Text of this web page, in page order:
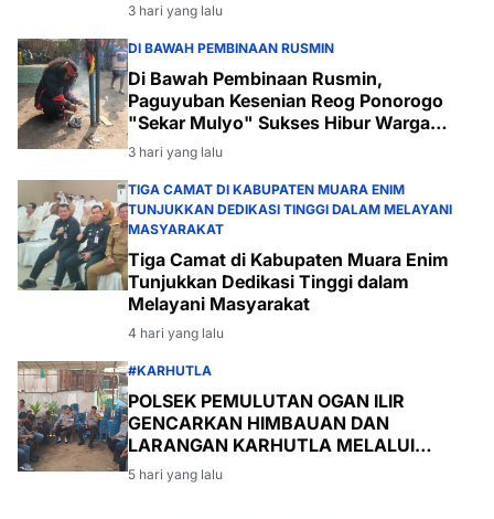
3 hari yang lalu
DI BAWAH PEMBINAAN RUSMIN
Di Bawah Pembinaan Rusmin,
Paguyuban Kesenian Reog Ponorogo
"Sekar Mulyo" Sukses Hibur Warga
Desa Payabakal
3 hari yang lalu
TIGA CAMAT DI KABUPATEN MUARA ENIM
TUNJUKKAN DEDIKASI TINGGI DALAM MELAYANI
MASYARAKAT
Tiga Camat di Kabupaten Muara Enim
Tunjukkan Dedikasi Tinggi dalam
Melayani Masyarakat
4 hari yang lalu
#KARHUTLA
POLSEK PEMULUTAN OGAN ILIR
GENCARKAN HIMBAUAN DAN
LARANGAN KARHUTLA MELALUI
PROGRAM TSKD (TOURING SAMBANG
KE DESA-DESA
5 hari yang lalu